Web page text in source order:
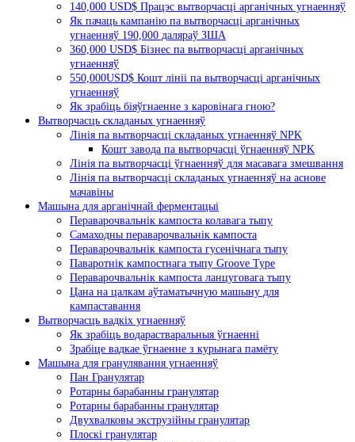
140,000 USD$ Працэс вытворчасці арганічных угнаенняў
Як пачаць кампанію па вытворчасці арганічных
угнаенняў 190,000 даляраў ЗША
360,000 USD$ Бізнес па вытворчасці арганічных
угнаенняў
550,000USD$ Кошт лініі па вытворчасці арганічных
угнаенняў
Як зрабіць біяўгнаенне з каровінага гною?
Вытворчасць складаных угнаенняў
Лінія па вытворчасці складаных угнаенняў NPK
Кошт завода па вытворчасці ўгнаенняў NPK
Лінія па вытворчасці ўгнаенняў для масавага змешвання
Лінія па вытворчасці складаных угнаенняў на аснове
мачавіны
Машына для арганічнай ферментацыі
Пераварочвальнік кампоста колавага тыпу
Самаходны пераварочвальнік кампоста
Пераварочвальнік кампоста гусенічнага тыпу
Паваротнік кампостнага тыпу Groove Type
Пераварочвальнік кампоста ланцуговага тыпу
Цана на цалкам аўтаматычную машыну для
кампаставання
Вытворчасць вадкіх угнаенняў
Як зрабіць водарастваральныя ўгнаенні
Зрабіце вадкае ўгнаенне з курынага памёту
Машына для гранулявання угнаенняў
Пан Гранулятар
Ротарны барабанны гранулятар
Ротарны барабанны гранулятар
Двухвалковы экструзійны гранулятар
Плоскі гранулятар